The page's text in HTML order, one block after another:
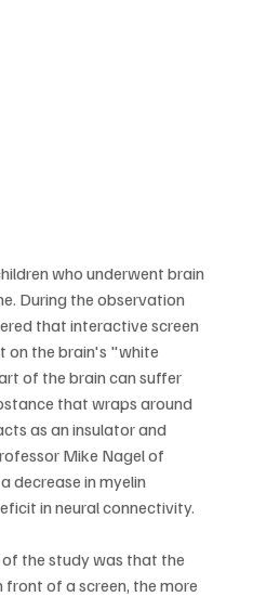
who underwent brain
During the observation
that interactive screen
on the brain's "white
of the brain can suffer
that wraps around
as an insulator and
Mike Nagel of
decrease in myelin
in neural connectivity.
the study was that the
front of a screen, the more